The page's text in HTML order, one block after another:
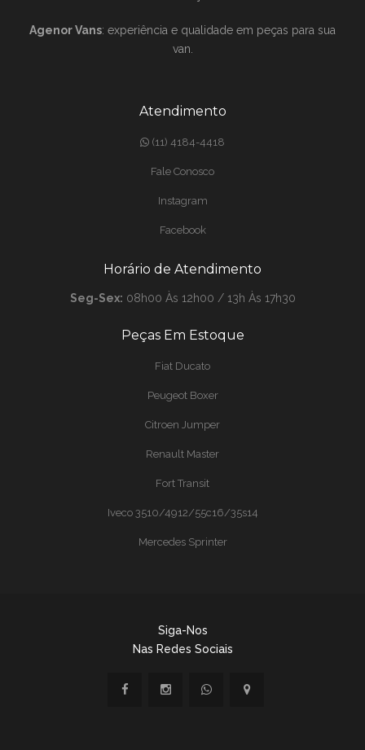
Agenor Vans: experiência e qualidade em peças para sua
van.
Atendimento
(11) 4184-4418
Fale Conosco
Instagram
Facebook
Horário de Atendimento
Seg-Sex: 08h00 Às 12h00 / 13h Às 17h30
Peças Em Estoque
Fiat Ducato
Peugeot Boxer
Citroen Jumper
Renault Master
Fort Transit
Iveco 3510/4912/55c16/35s14
Mercedes Sprinter
Siga-Nos
Nas Redes Sociais